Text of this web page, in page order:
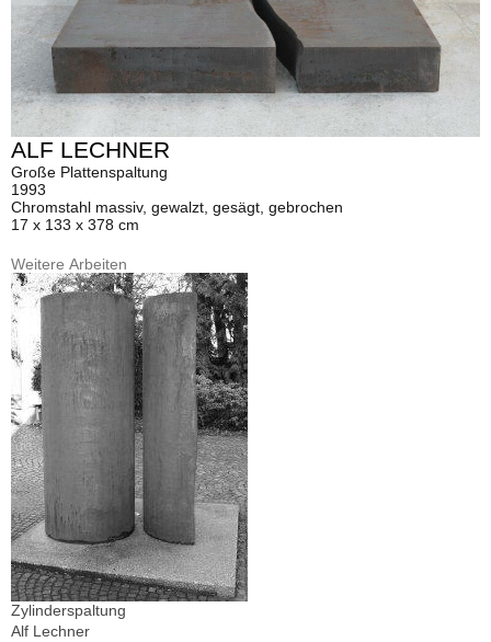
ALF LECHNER
Große Plattenspaltung
1993
Chromstahl massiv, gewalzt, gesägt, gebrochen
17 x 133 x 378 cm
Weitere Arbeiten
Zylinderspaltung
Alf Lechner